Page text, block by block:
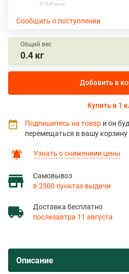
878 ₽ за кг
Сообщить о поступлении
Узнать о снижениии цены
Самовывоз
в 2500 пунктах выдачи
Доставка бесплатно
послезавтра 11 августа
Общий вес
0.4 кг
Добавить в
Купить в 1
Подпишитесь на товар и он
перемещаться в вашу корзину
Описание